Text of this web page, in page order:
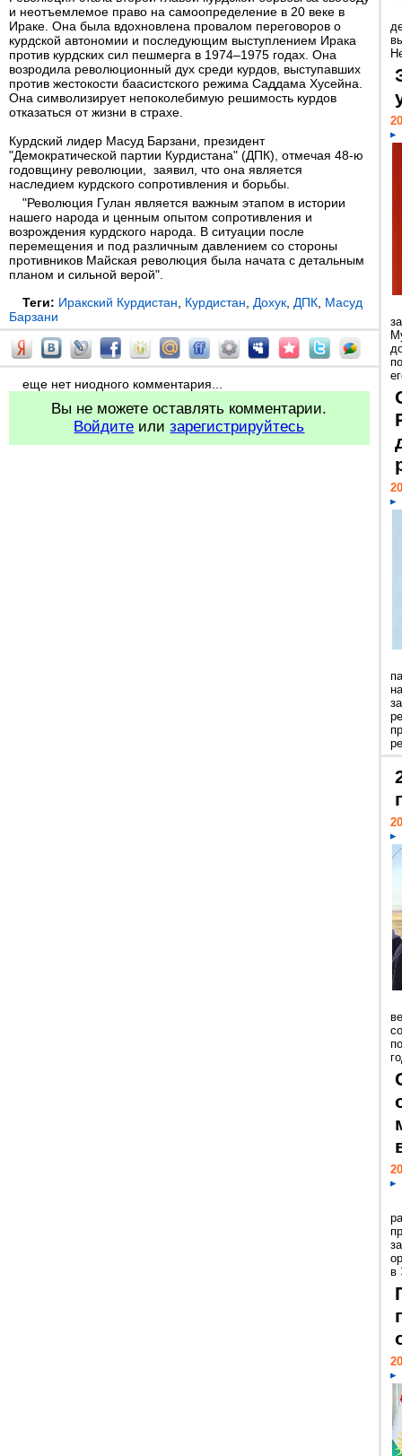
и неотъемлемое право на самоопределение в 20 веке в
Ираке. Она была вдохновлена провалом переговоров о
курдской автономии и последующим выступлением Ирака
против курдских сил пешмерга в 1974–1975 годах. Она
возродила революционный дух среди курдов, выступавших
против жестокости баасистского режима Саддама Хусейна.
Она символизирует непоколебимую решимость курдов
отказаться от жизни в страхе.
Курдский лидер Масуд Барзани, президент
"Демократической партии Курдистана" (ДПК), отмечая 48-ю
годовщину революции, заявил, что она является
наследием курдского сопротивления и борьбы.
"Революция Гулан является важным этапом в истории
нашего народа и ценным опытом сопротивления и
возрождения курдского народа. В ситуации после
перемещения и под различным давлением со стороны
противников Майская революция была начата с детальным
планом и сильной верой".
Теги: Иракский Курдистан Курдистан Дохук ДПК Масуд
Барзани
еще нет ниодного комментария...
Вы не можете оставлять комментарии.
Войдите илизарегистрируйтесь
в